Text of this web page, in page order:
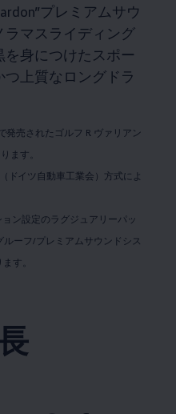
プレミアムサウ
ラマスライディング
身につけたスポー
上質なロングドラ
発売されたゴルフ R ヴァリアン
ます。​
ドイツ自動車工業会）方式によ
ン設定のラグジュアリーパッ
ーフ/プレミアムサウンドシス
す。